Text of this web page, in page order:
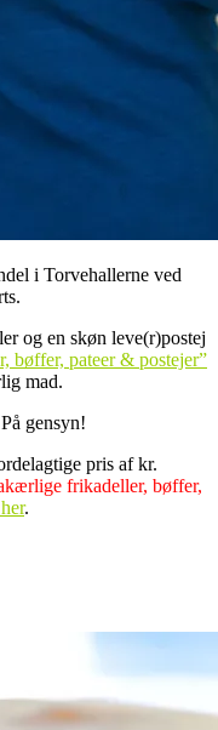
i Torvehallerne ved
og en skøn leve(r)postej
bøffer, pateer & postejer”
mad.
gensyn!
pris af kr.
frikadeller, bøffer,
.